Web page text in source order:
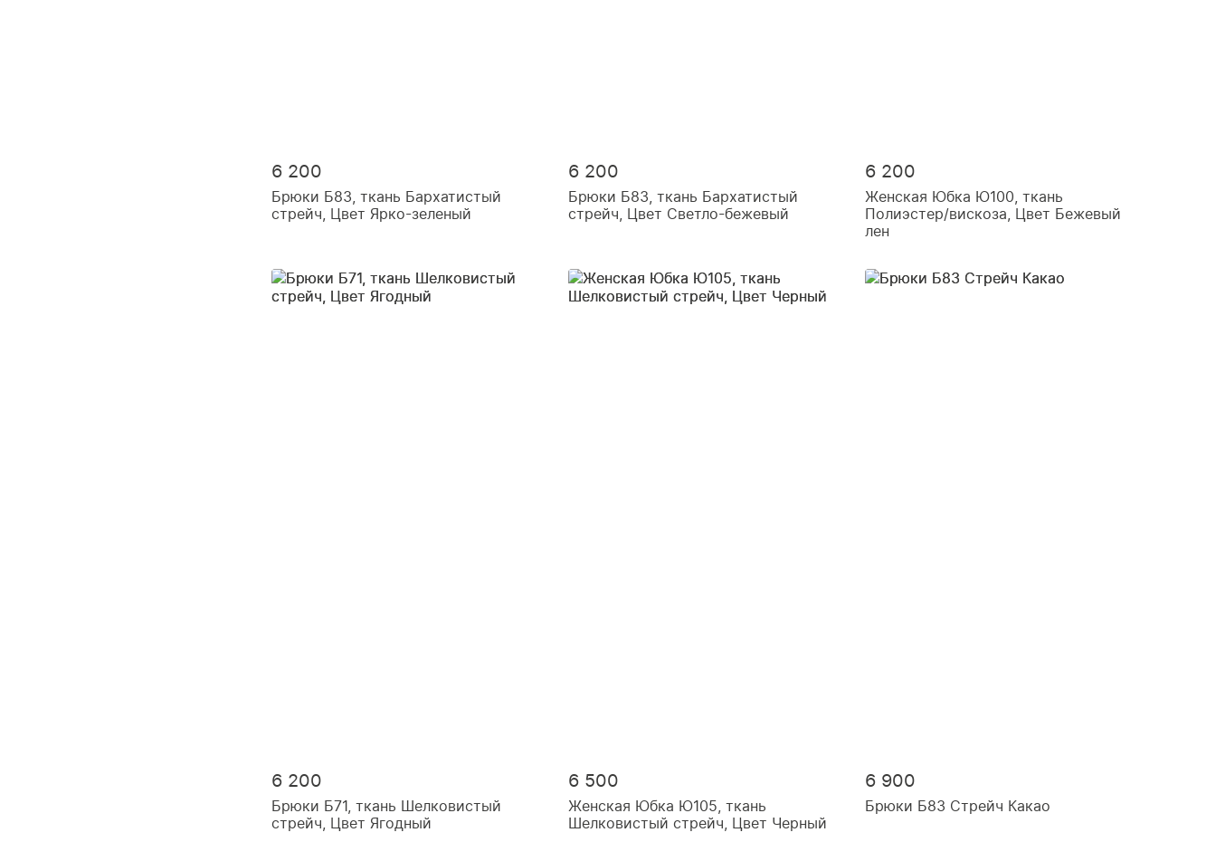
6 200
Брюки Б83, ткань Бархатистый
стрейч, Цвет Ярко-зеленый
6 200
Брюки Б83, ткань Бархатистый
стрейч, Цвет Светло-бежевый
6 200
Женская Юбка Ю100, ткань
Полиэстер/вискоза, Цвет Бежевый
лен
6 200
Брюки Б71, ткань Шелковистый
стрейч, Цвет Ягодный
6 500
Женская Юбка Ю105, ткань
Шелковистый стрейч, Цвет Черный
6 900
Брюки Б83 Стрейч Какао